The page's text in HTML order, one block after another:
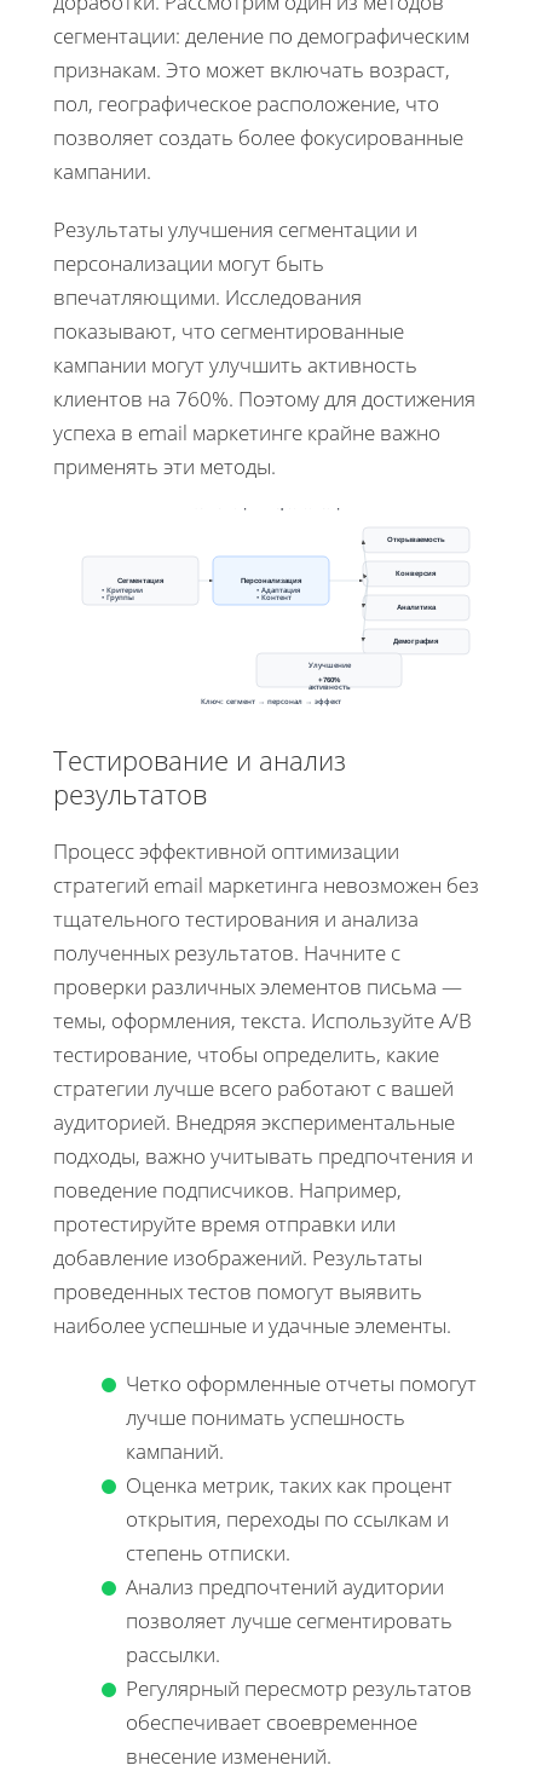
сегментации: деление по демографическим
признакам. Это может включать возраст,
пол, географическое расположение, что
позволяет создать более фокусированные
кампании.
Результаты улучшения сегментации и
персонализации могут быть
впечатляющими. Исследования
показывают, что сегментированные
кампании могут улучшить активность
клиентов на 760%. Поэтому для достижения
успеха в email маркетинге крайне важно
применять эти методы.
Сегментация
• Критерии
• Группы
Персонализация
• Адаптация
• Контент
Открываемость
Конверсия
Аналитика
Демография
Улучшение
+760%
активность
Ключ: сегмент → персонал → эффект
Тестирование и анализ
результатов
Процесс эффективной оптимизации
стратегий email маркетинга невозможен без
тщательного тестирования и анализа
полученных результатов. Начните с
проверки различных элементов письма —
темы, оформления, текста. Используйте A/B
тестирование, чтобы определить, какие
стратегии лучше всего работают с вашей
аудиторией. Внедряя экспериментальные
подходы, важно учитывать предпочтения и
поведение подписчиков. Например,
протестируйте время отправки или
добавление изображений. Результаты
проведенных тестов помогут выявить
наиболее успешные и удачные элементы.
Четко оформленные отчеты помогут
лучше понимать успешность
кампаний.
Оценка метрик, таких как процент
открытия, переходы по ссылкам и
степень отписки.
Анализ предпочтений аудитории
позволяет лучше сегментировать
рассылки.
Регулярный пересмотр результатов
обеспечивает своевременное
внесение изменений.